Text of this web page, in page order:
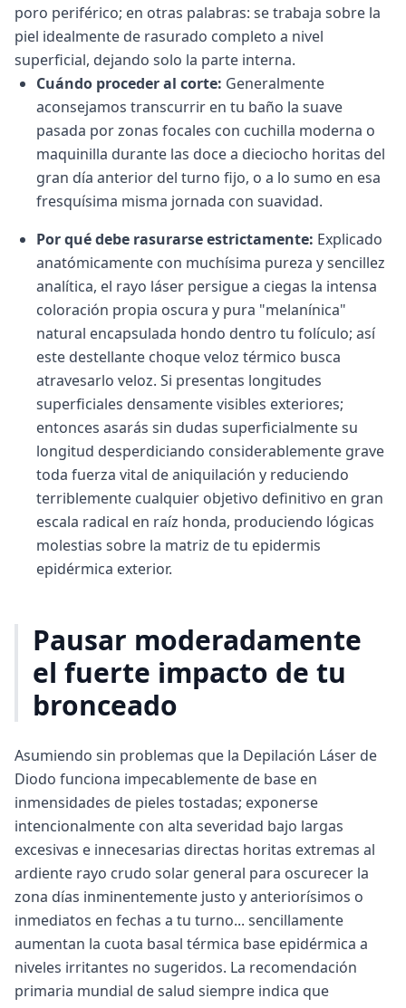
poro periférico; en otras palabras: se trabaja sobre la
piel idealmente de rasurado completo a nivel
superficial, dejando solo la parte interna.
Cuándo proceder al corte: Generalmente
aconsejamos transcurrir en tu baño la suave
pasada por zonas focales con cuchilla moderna o
maquinilla durante las doce a dieciocho horitas del
gran día anterior del turno fijo, o a lo sumo en esa
fresquísima misma jornada con suavidad.
Por qué debe rasurarse estrictamente: Explicado
anatómicamente con muchísima pureza y sencillez
analítica, el rayo láser persigue a ciegas la intensa
coloración propia oscura y pura "melanínica"
natural encapsulada hondo dentro tu folículo; así
este destellante choque veloz térmico busca
atravesarlo veloz. Si presentas longitudes
superficiales densamente visibles exteriores;
entonces asarás sin dudas superficialmente su
longitud desperdiciando considerablemente grave
toda fuerza vital de aniquilación y reduciendo
terriblemente cualquier objetivo definitivo en gran
escala radical en raíz honda, produciendo lógicas
molestias sobre la matriz de tu epidermis
epidérmica exterior.
Pausar moderadamente
el fuerte impacto de tu
bronceado
Asumiendo sin problemas que la Depilación Láser de
Diodo funciona impecablemente de base en
inmensidades de pieles tostadas; exponerse
intencionalmente con alta severidad bajo largas
excesivas e innecesarias directas horitas extremas al
ardiente rayo crudo solar general para oscurecer la
zona días inminentemente justo y anteriorísimos o
inmediatos en fechas a tu turno... sencillamente
aumentan la cuota basal térmica base epidérmica a
niveles irritantes no sugeridos. La recomendación
primaria mundial de salud siempre indica que